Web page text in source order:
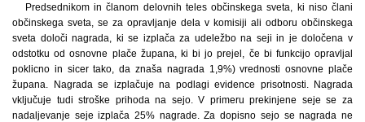
Predsednikom in članom delovnih teles občinskega sveta, ki niso člani
občinskega sveta, se za opravljanje dela v komisiji ali odboru občinskega
sveta določi nagrada, ki se izplača za udeležbo na seji in je določena v
odstotku od osnovne plače župana, ki bi jo prejel, če bi funkcijo opravljal
poklicno in sicer tako, da znaša nagrada 1,9%) vrednosti osnovne plače
župana. Nagrada se izplačuje na podlagi evidence prisotnosti. Nagrada
vključuje tudi stroške prihoda na sejo. V primeru prekinjene seje se za
nadaljevanje seje izplača 25% nagrade. Za dopisno sejo se nagrada ne